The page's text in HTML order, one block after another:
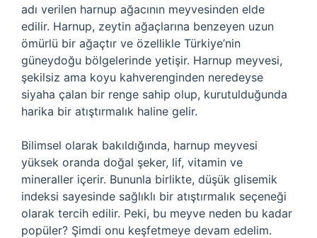
adı verilen harnup ağacının meyvesinden elde
edilir. Harnup, zeytin ağaçlarına benzeyen uzun
ömürlü bir ağaçtır ve özellikle Türkiye’nin
güneydoğu bölgelerinde yetişir. Harnup meyvesi,
şekilsiz ama koyu kahverenginden neredeyse
siyaha çalan bir renge sahip olup, kurutulduğunda
harika bir atıştırmalık haline gelir.
Bilimsel olarak bakıldığında, harnup meyvesi
yüksek oranda doğal şeker, lif, vitamin ve
mineraller içerir. Bununla birlikte, düşük glisemik
indeksi sayesinde sağlıklı bir atıştırmalık seçeneği
olarak tercih edilir. Peki, bu meyve neden bu kadar
popüler? Şimdi onu keşfetmeye devam edelim.